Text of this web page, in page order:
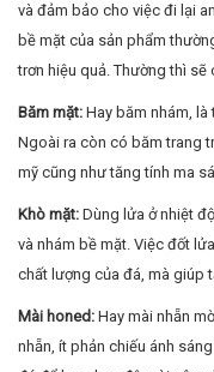
và đảm bảo cho việc đi lại
bề mặt của sản phẩm
trơn hiệu quả. Thường thì
Băm mặt: Hay băm nhám,
Ngoài ra còn có băm trang
mỹ cũng như tăng tính ma
Khò mặt: Dùng lửa ở nhiệt
và nhám bề mặt. Việc đốt
chất lượng của đá, mà giúp
Mài honed: Hay mài nhẵn
nhẵn, ít phản chiếu ánh